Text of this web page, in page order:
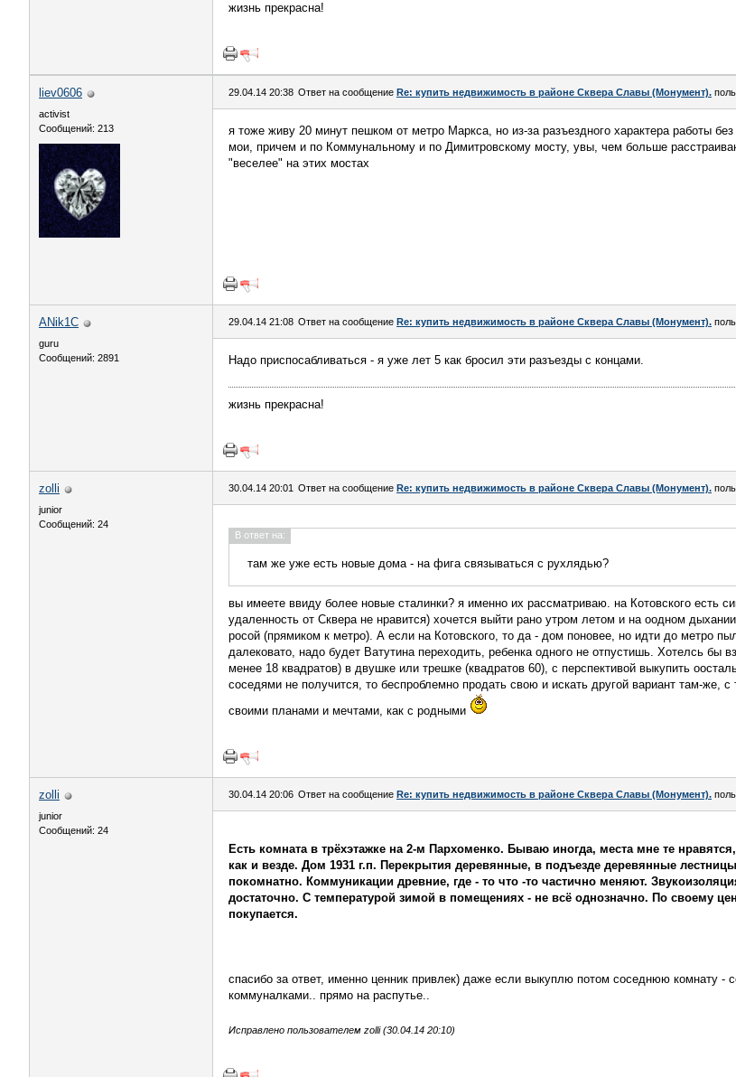
жизнь прекрасна!
liev0606
activist
Сообщений: 213
29.04.14 20:38 Ответ на сообщение Re: купить недвижимость в районе Сквера Славы (Монумент).
я тоже живу 20 минут пешком от метро Маркса, но из-за разъездного характера работы
мои, причем и по Коммунальному и по Димитровскому мосту, увы, чем больше
"веселее" на этих мостах
ANik1C
guru
Сообщений: 2891
29.04.14 21:08 Ответ на сообщение Re: купить недвижимость в районе Сквера Славы (Монумент).
Надо приспосабливаться - я уже лет 5 как бросил эти разъезды с концами.
жизнь прекрасна!
zolli
junior
Сообщений: 24
30.04.14 20:01 Ответ на сообщение Re: купить недвижимость в районе Сквера Славы (Монумент).
В ответ на:
там же уже есть новые дома - на фига связываться с рухлядью?
вы имеете ввиду более новые сталинки? я именно их рассматриваю. на Котовского есть
удаленность от Сквера не нравится) хочется выйти рано утром летом и на оодном
росой (прямиком к метро). А если на Котовского, то да - дом поновее, но идти до метро
далековато, надо будет Ватутина переходить, ребенка одного не отпустишь. Хотелсь бы
менее 18 квадратов) в двушке или трешке (квадратов 60), с перспективой выкупить
соседями не получится, то беспроблемно продать свою и искать другой вариант там-
своими планами и мечтами, как с родными
zolli
junior
Сообщений: 24
30.04.14 20:06 Ответ на сообщение Re: купить недвижимость в районе Сквера Славы (Монумент).
Есть комната в трёхэтажке на 2-м Пархоменко. Бываю иногда, места мне те
как и везде. Дом 1931 г.п. Перекрытия деревянные, в подъезде деревянные
покомнатно. Коммуникации древние, где - то что -то частично меняют.
достаточно. С температурой зимой в помещениях - не всё однозначно. По своему
покупается.
спасибо за ответ, именно ценник привлек) даже если выкуплю потом соседнюю комнату -
коммуналками.. прямо на распутье..
Исправлено пользователем zolli (30.04.14 20:10)